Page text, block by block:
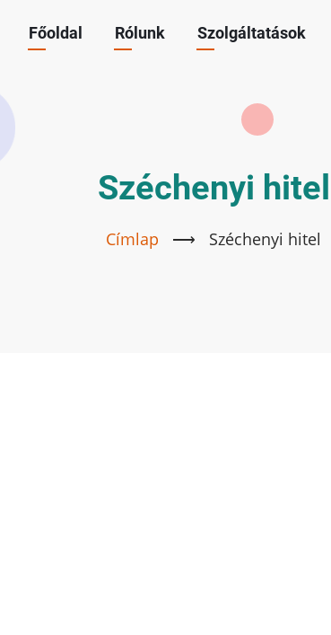
Main
navigation
Főoldal Rólunk Szolgáltatások
Széchenyi hitel
Címlap ⟶ Széchenyi hitel